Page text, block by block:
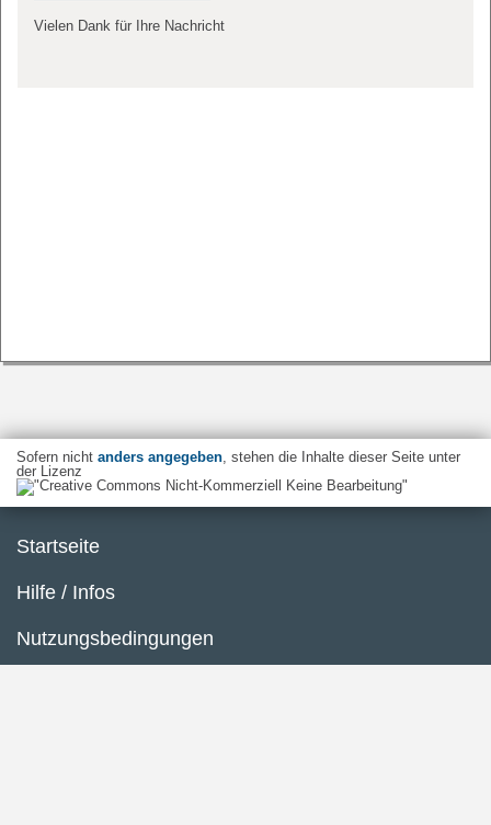
Vielen Dank für Ihre Nachricht
Sofern nicht anders angegeben, stehen die Inhalte dieser Seite unter
der Lizenz
Startseite
Hilfe / Infos
Nutzungsbedingungen